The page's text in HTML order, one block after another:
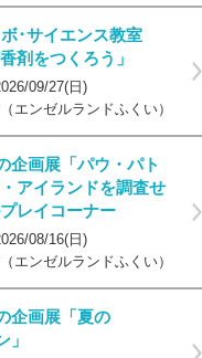
･サイエンス教室
剤をつくろう」
09/27(日)
エンゼルランドふくい）
企画展「パウ・パト
アイランドを調査せ
レイコーナー
08/16(日)
エンゼルランドふくい）
企画展「夏の